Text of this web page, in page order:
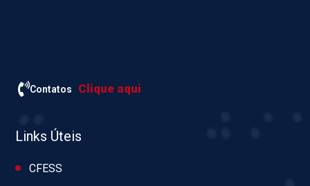
Contatos Clique aqui
Links Úteis
CFESS